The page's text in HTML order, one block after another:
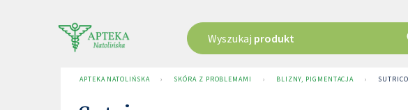
Wyszukaj produkt
APTEKA NATOLIŃSKA › SKÓRA Z PROBLEMAMI › BLIZNY, PIGMENTACJA ›